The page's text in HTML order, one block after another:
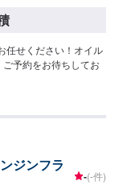
任せください！オイル
予約をお待ちしてお
ジンフラ
-(-件)